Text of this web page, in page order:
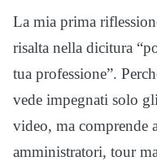
La mia prima
risalta nella dicitura
tua professione”.
vede impegnati solo
video, ma comprende
amministratori, tour